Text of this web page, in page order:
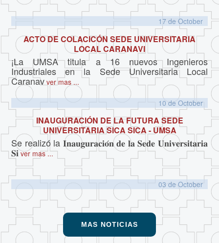
17 de October
ACTO DE COLACICÓN SEDE UNIVERSITARIA
LOCAL CARANAVI
¡La UMSA titula a 16 nuevos Ingenieros
Industriales en la Sede Universitaria Local
Caranav ver mas ...
10 de October
INAUGURACIÓN DE LA FUTURA SEDE
UNIVERSITARIA SICA SICA - UMSA
Se realizó la 𝐈𝐧𝐚𝐮𝐠𝐮𝐫𝐚𝐜𝐢𝐨́𝐧 𝐝𝐞 𝐥𝐚 𝐒𝐞𝐝𝐞 𝐔𝐧𝐢𝐯𝐞𝐫𝐬𝐢𝐭𝐚𝐫𝐢𝐚
𝐒𝐢ver mas ...
03 de October
MAS NOTICIAS